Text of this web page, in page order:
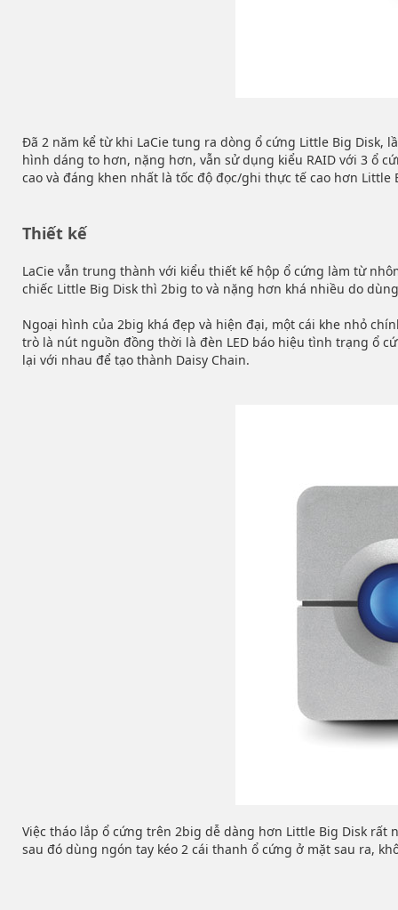
Đã 2 năm kể từ khi LaCie tung ra dòng ổ cứng Little Big
hình dáng to hơn, nặng hơn, vẫn sử dụng kiểu RAID với 3 ổ
cao và đáng khen nhất là tốc độ đọc/ghi thực tế cao hơn Little
Thiết kế
LaCie vẫn trung thành với kiểu thiết kế hộp ổ cứng làm từ
chiếc Little Big Disk thì 2big to và nặng hơn khá nhiều do
Ngoại hình của 2big khá đẹp và hiện đại, một cái khe nhỏ
trò là nút nguồn đồng thời là đèn LED báo hiệu tình trạng ổ
lại với nhau để tạo thành Daisy Chain.
Việc tháo lắp ổ cứng trên 2big dễ dàng hơn Little Big Disk rất
sau đó dùng ngón tay kéo 2 cái thanh ổ cứng ở mặt sau ra,